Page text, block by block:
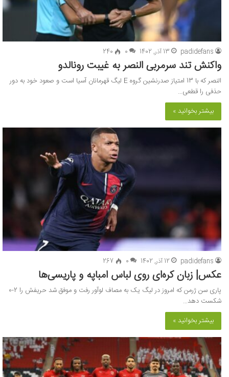
padidefans 13 آذر, 1402 0
240
واکنش تند سرمربی النصر به غیبت رونالدو
النصر که با 13 امتیاز صدرنشین گروه E لیگ قهرمانان آسیا است و صعود خود به دور
حذفی را قطعی…
بیشتر بخوانید »
padidefans 12 آذر, 1402 0
267
عکس‌| زبان کره‌ای روی لباس امباپه و پاریسی‌ها
پاری سن ژرمن که امروز در لیگ یک به مصاف لوآور رفت و ‏موفق شد حریفش را 2-0
شکست دهد…
بیشتر بخوانید »